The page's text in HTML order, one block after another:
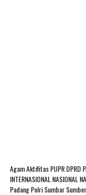
AgamAktifitas PUPRDPRD
INTERNASIONAL NASIONAL
PadangPolriSumbarSumber